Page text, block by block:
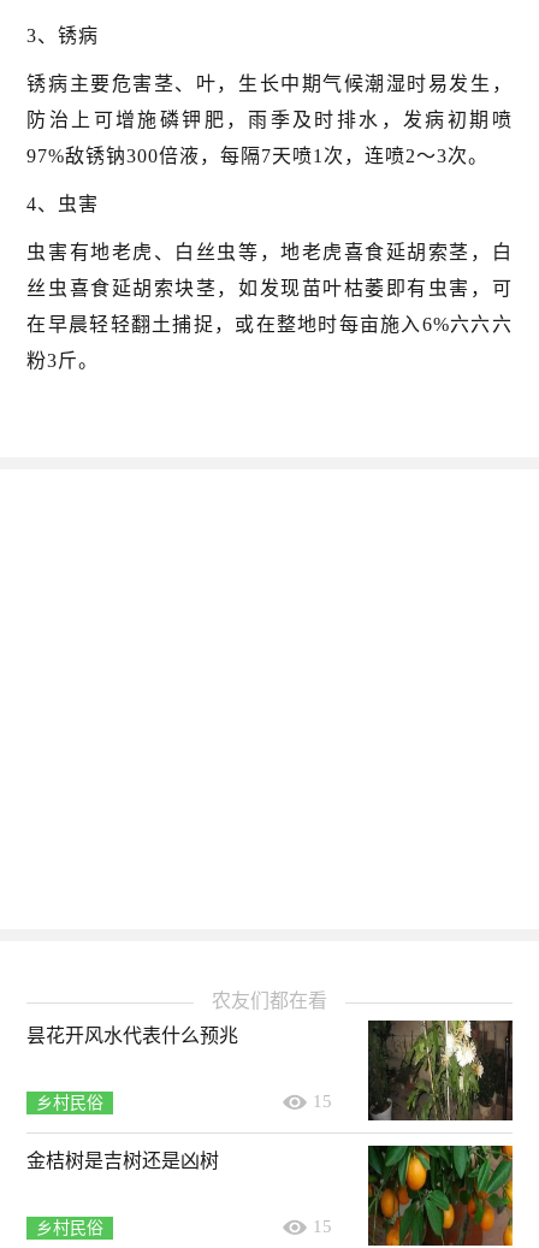
3、锈病
锈病主要危害茎、叶，生长中期气候潮湿时易发生，
防治上可增施磷钾肥，雨季及时排水，发病初期喷
97%敌锈钠300倍液，每隔7天喷1次，连喷2～3次。
4、虫害
虫害有地老虎、白丝虫等，地老虎喜食延胡索茎，白
丝虫喜食延胡索块茎，如发现苗叶枯萎即有虫害，可
在早晨轻轻翻土捕捉，或在整地时每亩施入6%六六六
粉3斤。
农友们都在看
昙花开风水代表什么预兆
乡村民俗 15
金桔树是吉树还是凶树
乡村民俗 15